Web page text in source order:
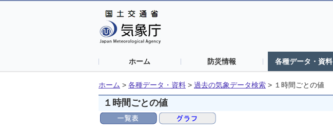
ホーム 防災情報 各種データ・資料
ホーム > 各種データ・資料 > 過去の気象データ検索 > １時間ごとの値
１時間ごとの値